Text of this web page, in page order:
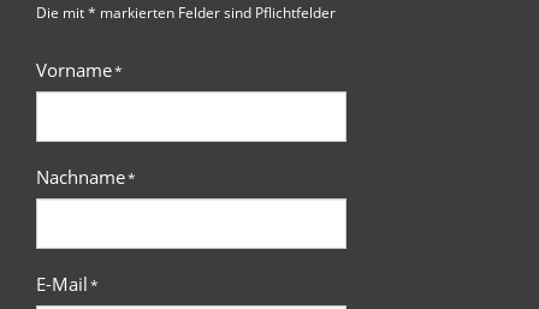
Die mit * markierten Felder sind Pflichtfelder
Vorname*
Nachname*
E-Mail*